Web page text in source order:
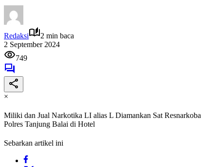
Redaksi
2 min baca
2 September 2024
749
×
Miliki dan Jual Narkotika LI alias L Diamankan Sat Resnarkoba
Polres Tanjung Balai di Hotel
Sebarkan artikel ini